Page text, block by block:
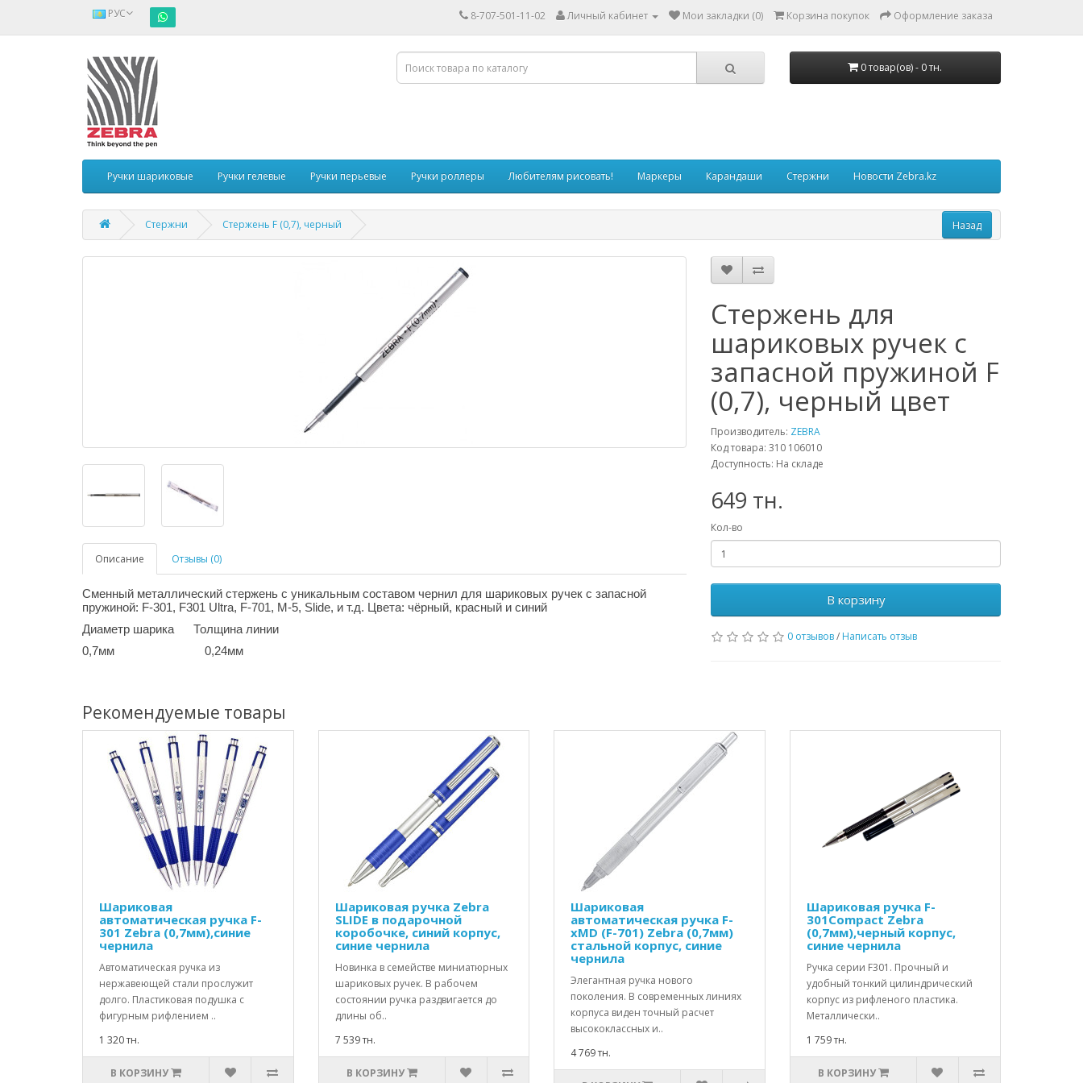
РУС 8-707-501-11-02 Личный кабинет Мои закладки (0) Корзина покупок Оформление заказа
0 товар(ов) - 0 тн.
Ручки шариковые Ручки гелевые Ручки перьевые Ручки роллеры Любителям рисовать! Маркеры Карандаши Стержни Новости Zebra.kz
Стержни Стержень F (0,7), черный
Описание Отзывы (0)
Сменный металлический стержень с уникальным составом чернил для шариковых ручек с запасной
пружиной: F-301, F301 Ultra, F-701, M-5, Slide, и т.д. Цвета: чёрный, красный и синий
Диаметр шарика Толщина линии
0,7мм 0,24мм
Стержень для
шариковых ручек с
запасной пружиной F
(0,7), черный цвет
Производитель: ZEBRA
Код товара: 310 106010
Доступность: На складе
649 тн.
Кол-во
В корзину
0 отзывов/ Написать отзыв
Рекомендуемые товары
Шариковая
автоматическая ручка F-
301 Zebra (0,7мм),синие
чернила
Автоматическая ручка из
нержавеющей стали прослужит
долго. Пластиковая подушка с
фигурным рифлением ..
1 320 тн.
В КОРЗИНУ
Шариковая ручка Zebra
SLIDE в подарочной
коробочке, синий корпус,
синие чернила
Новинка в семействе миниатюрных
шариковых ручек. В рабочем
состоянии ручка раздвигается до
длины об..
7 539 тн.
В КОРЗИНУ
Шариковая
автоматическая ручка F-
xMD (F-701) Zebra (0,7мм)
стальной корпус, синие
чернила
Элегантная ручка нового
поколения. В современных линиях
корпуса виден точный расчет
высококлассных и..
4 769 тн.
Шариковая ручка F-
301Compact Zebra
(0,7мм),черный корпус,
синие чернила
Ручка серии F301. Прочный и
удобный тонкий цилиндрический
корпус из рифленого пластика.
Металлически..
1 759 тн.
В КОРЗИНУ